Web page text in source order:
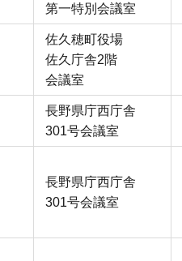
第一特別会議室
佐久穂町役場
佐久庁舎2階
会議室
長野県庁西庁舎
301号会議室
長野県庁西庁舎
301号会議室